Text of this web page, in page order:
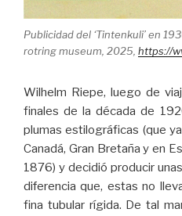
Publicidad del ‘Tintenkuli’ en
rotring museum, 2025, https://
Wilhelm Riepe, luego de
finales de la década de
plumas estilográficas (que
Canadá, Gran Bretaña y en
1876) y decidió producir
diferencia que, estas no
fina tubular rígida. De tal